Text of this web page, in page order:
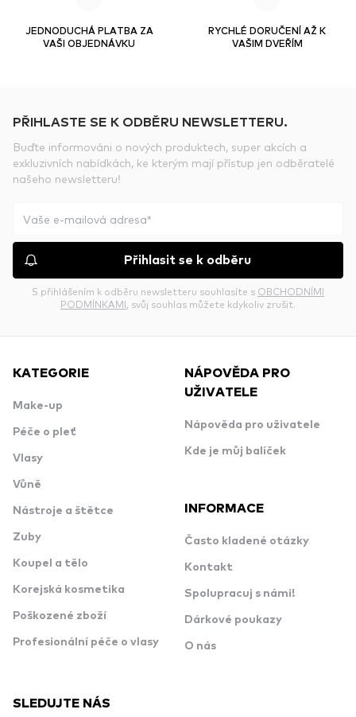
JEDNODUCHÁ PLATBA ZA
VAŠI OBJEDNÁVKU
RYCHLÉ DORUČENÍ AŽ K
VAŠIM DVEŘÍM
PŘIHLASTE SE K ODBĚRU NEWSLETTERU.
Buďte informováni o nových produktech, super akcích a
exkluzivních nabídkách, ke kterým mají přístup jen odběratelé
našeho newsletteru!
Přihlasit se k odběru
S přihlášením k odběru newsletteru souhlasíte s OBCHODNÍMI
PODMÍNKAMI , svůj souhlas můžete kdykoliv zrušit.
KATEGORIE
Make-up
Péče o pleť
Vlasy
Vůně
Nástroje a štětce
Zuby
Koupel a tělo
Korejská kosmetika
Poškozené zboží
Profesionální péče o vlasy
NÁPOVĚDA PRO
UŽIVATELE
Nápověda pro uživatele
Kde je můj balíček
INFORMACE
Často kladené otázky
Kontakt
Spolupracuj s námi!
Dárkové poukazy
O nás
SLEDUJTE NÁS